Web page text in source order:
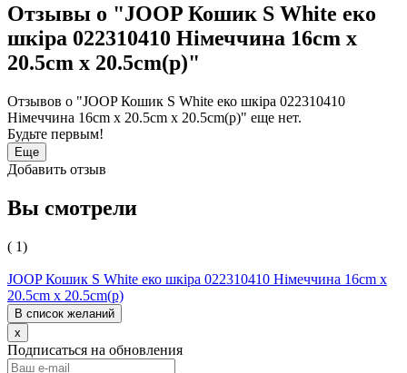
Отзывы о "JOOP Кошик S White еко
шкіра 022310410 Німеччина 16cm x
20.5cm x 20.5cm(р)"
Отзывов о "JOOP Кошик S White еко шкіра 022310410
Німеччина 16cm x 20.5cm x 20.5cm(р)" еще нет.
Будьте первым!
Еще
Добавить отзыв
Вы смотрели
( 1)
JOOP Кошик S White еко шкіра 022310410 Німеччина 16cm x
20.5cm x 20.5cm(р)
В список желаний
x
Подписаться на обновления